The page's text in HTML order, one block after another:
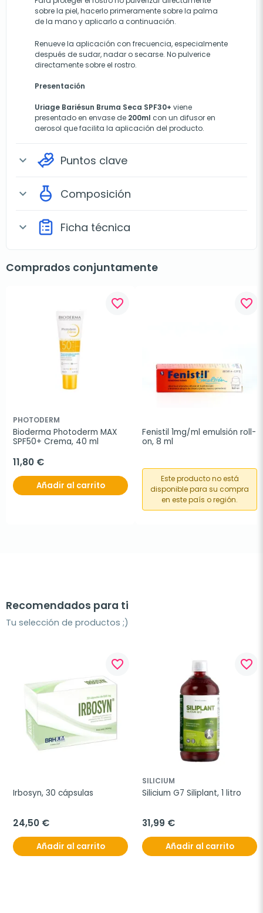
sobre la piel, hacerlo primeramente sobre la palma
de la mano y aplicarlo a continuación.
Renueve la aplicación con frecuencia, especialmente
después de sudar, nadar o secarse. No pulverice
directamente sobre el rostro.
Presentación
Uriage Bariésun Bruma Seca SPF30+ viene
presentado en envase de 200ml con un difusor en
aerosol que facilita la aplicación del producto.
expand_more Puntos clave
expand_more Composición
expand_more Ficha técnica
Comprados conjuntamente
favorite_border
PHOTODERM
Bioderma Photoderm MAX
SPF50+ Crema, 40 ml
11,80 €
Añadir al carrito
favorite_border
Fenistil 1mg/ml emulsión roll-
on, 8 ml
Este producto no está
disponible para su compra
en este país o región.
Recomendados para ti
Tu selección de productos ;)
favorite_border
Irbosyn, 30 cápsulas
24,50 €
Añadir al carrito
favorite_border
SILICIUM
Silicium G7 Siliplant, 1 litro
31,99 €
Añadir al carrito